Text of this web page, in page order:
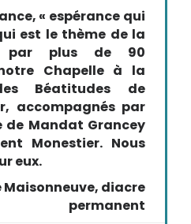
« espérance qui
est le thème de la
par plus de 90
Chapelle à la
Béatitudes de
accompagnés par
de Mandat Grancey
Monestier. Nous
eux.
Maisonneuve, diacre
permanent